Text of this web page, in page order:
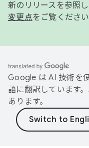
新のリリースを参照
変更点をご覧ください
Google は AI 技術を
語に翻訳しています
あります。